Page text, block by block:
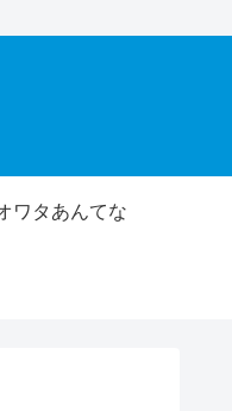
ワタあんてな